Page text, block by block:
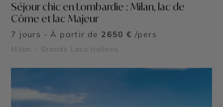
Séjour chic en Lombardie : Milan, lac de
Côme et lac Majeur
7 jours - À partir de 2650 € /pers
Milan - Grands Lacs italiens